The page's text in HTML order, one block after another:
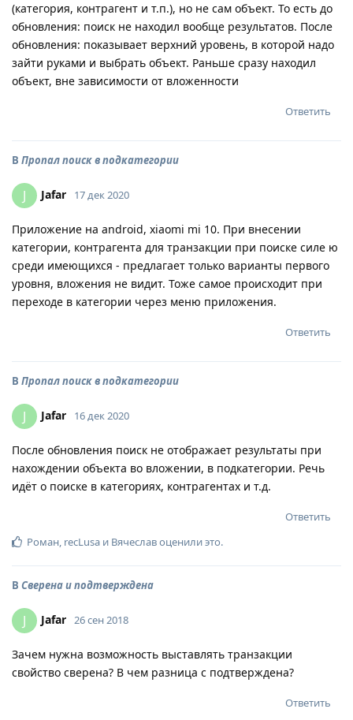
(категория, контрагент и т.п.), но не сам объект. То есть до
обновления: поиск не находил вообще результатов. После
обновления: показывает верхний уровень, в которой надо
зайти руками и выбрать объект. Раньше сразу находил
объект, вне зависимости от вложенности
Ответить
В Пропал поиск в подкатегории
J Jafar 17 дек 2020
Приложение на android, xiaomi mi 10. При внесении
категории, контрагента для транзакции при поиске силе ю
среди имеющихся - предлагает только варианты первого
уровня, вложения не видит. Тоже самое происходит при
переходе в категории через меню приложения.
Ответить
В Пропал поиск в подкатегории
J Jafar 16 дек 2020
После обновления поиск не отображает результаты при
нахождении объекта во вложении, в подкатегории. Речь
идёт о поиске в категориях, контрагентах и т.д.
Ответить
Роман, recLusa и Вячеславоценили это.
В Сверена и подтверждена
J Jafar 26 сен 2018
Зачем нужна возможность выставлять транзакции
свойство сверена? В чем разница с подтверждена?
Ответить